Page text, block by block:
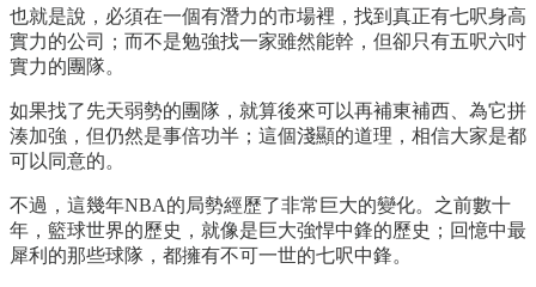
也就是說，必須在一個有潛力的市場裡，找到真正有七呎身高
實力的公司；而不是勉強找一家雖然能幹，但卻只有五呎六吋
實力的團隊。
如果找了先天弱勢的團隊，就算後來可以再補東補西、為它拼
湊加強，但仍然是事倍功半；這個淺顯的道理，相信大家是都
可以同意的。
不過，這幾年NBA的局勢經歷了非常巨大的變化。之前數十
年，籃球世界的歷史，就像是巨大強悍中鋒的歷史；回憶中最
犀利的那些球隊，都擁有不可一世的七呎中鋒。